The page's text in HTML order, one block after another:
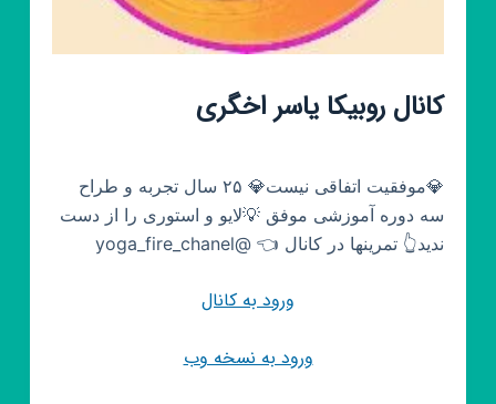
کانال روبیکا یاسر اخگری
💎موفقیت اتفاقی نیست💎 ۲۵ سال تجربه و طراح
سه دوره آموزشی موفق 💡لایو و استوری را از دست
ندید👆 تمرینها در کانال 👈 @yoga_fire_chanel
ورود به کانال
ورود به نسخه وب